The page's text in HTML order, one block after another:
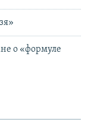
о «формуле